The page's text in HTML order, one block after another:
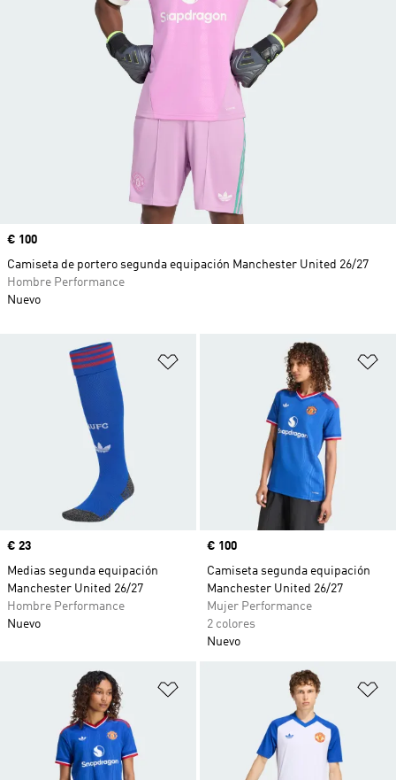
Añadir a la lista de deseos
Precio
€ 23
Medias segunda equipación
Manchester United 26/27
Hombre Performance
Nuevo
Precio
€ 100
Camiseta segunda equipación
Manchester United 26/27
Mujer Performance
2 colores
Nuevo
Añadir a la lista de deseos
Precio
€ 100
Camiseta de portero segunda equipación Manchester United 26/27
Hombre Performance
Nuevo